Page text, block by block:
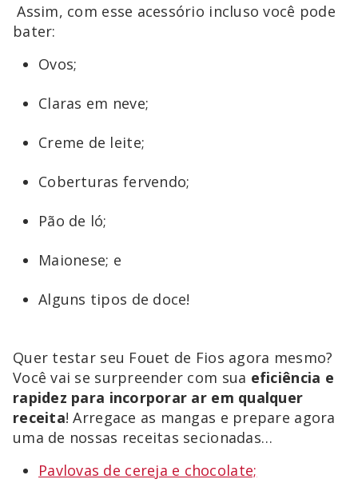
Assim, com esse acessório incluso você pode
bater:
Ovos;
Claras em neve;
Creme de leite;
Coberturas fervendo;
Pão de ló;
Maionese; e
Alguns tipos de doce!
Quer testar seu Fouet de Fios agora mesmo?
Você vai se surpreender com sua eficiência e
rapidez para incorporar ar em qualquer
receita! Arregace as mangas e prepare agora
uma de nossas receitas secionadas…
Pavlovas de cereja e chocolate;